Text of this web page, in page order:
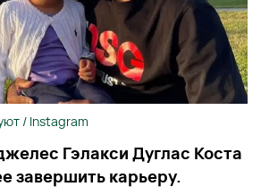
/ Instagram
Гэлакси Дуглас Коста
завершить карьеру.